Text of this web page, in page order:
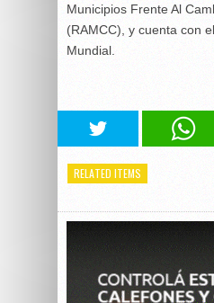
Municipios Frente Al
(RAMCC), y cuenta con
Mundial.
RELATED ITEMS